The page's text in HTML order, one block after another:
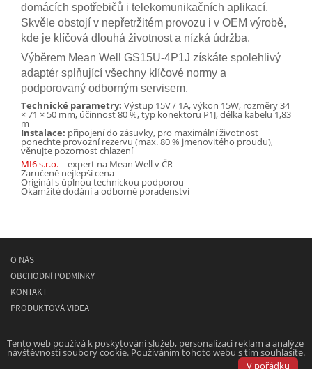
domácích spotřebičů i telekomunikačních aplikací.
Skvěle obstojí v nepřetržitém provozu i v OEM výrobě,
kde je klíčová dlouhá životnost a nízká údržba.
Výběrem Mean Well GS15U-4P1J získáte spolehlivý
adaptér splňující všechny klíčové normy a
podporovaný odborným servisem.
Technické parametry: Výstup 15V / 1A, výkon 15W, rozměry 34
× 71 × 50 mm, účinnost 80 %, typ konektoru P1J, délka kabelu 1,83
m
Instalace: připojení do zásuvky, pro maximální životnost
ponechte provozní rezervu (max. 80 % jmenovitého proudu),
věnujte pozornost chlazení
MI6 s.r.o.– expert na Mean Well v ČR
Zaručeně nejlepší cena
Originál s úplnou technickou podporou
Okamžité dodání a odborné poradenství
O NÁS
OBCHODNÍ PODMÍNKY
KONTAKT
PRODUKTOVÁ VIDEA
Powered by
Designed by
Tento web používá k poskytování služeb, personalizaci reklam a analýze
návštěvnosti soubory cookie. Používáním tohoto webu s tím souhlasíte.
V pořádku